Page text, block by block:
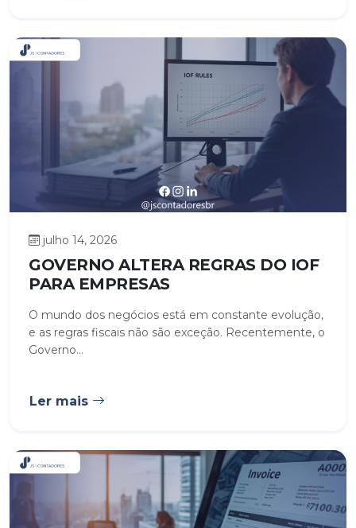
julho 14, 2026
GOVERNO ALTERA REGRAS DO IOF
PARA EMPRESAS
O mundo dos negócios está em constante evolução,
e as regras fiscais não são exceção. Recentemente, o
Governo...
Ler mais